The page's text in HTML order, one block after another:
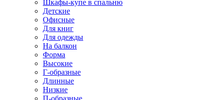
Шкафы-купе в спальню
Детские
Офисные
Для книг
Для одежды
На балкон
Форма
Высокие
Г-образные
Длинные
Низкие
П-образные